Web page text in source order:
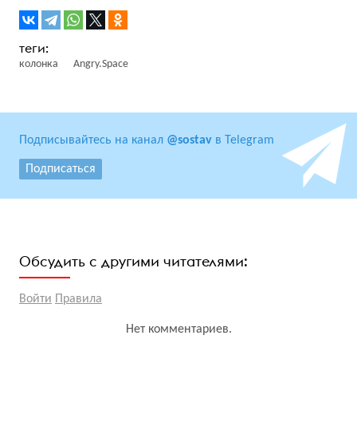
колонка Angry.Space
Подписывайтесь на канал @sostav в Telegram
Подписаться
Обсудить с другими читателями:
Войти Правила
Нет комментариев.